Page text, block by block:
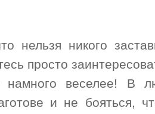
нельзя никого
просто
намного веселее! В
и не бояться,